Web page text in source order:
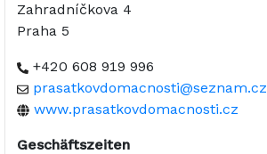
Zahradníčkova 4
Praha 5
+420 608 919 996
prasatkovdomacnosti@seznam.cz
www.prasatkovdomacnosti.cz
Geschäftszeiten